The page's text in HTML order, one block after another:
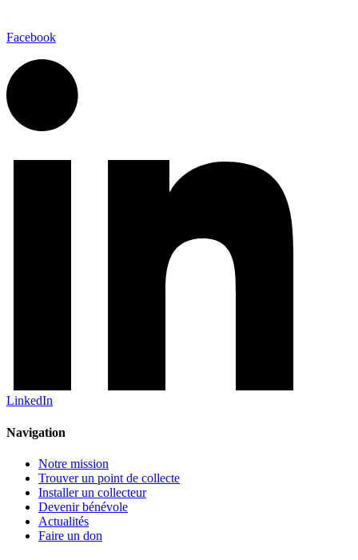
Facebook
LinkedIn
Navigation
Notre mission
Trouver un point de collecte
Installer un collecteur
Devenir bénévole
Actualités
Faire un don